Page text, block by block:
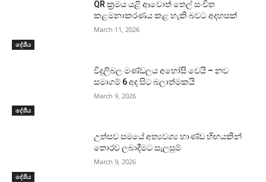
දේශීය
QR ක්‍රමය යළි ආවොත් තෙල් සංචිත
කළමනාකරණය කළ හැකි බවට අදහසක්
March 11, 2026
දේශීය
විදුලිබල මණ්ඩලය අහෝසි වෙයි – නව
සමාගම් 6 අද සිට බලාත්මකයි
March 9, 2026
දේශීය
උත්සව සමයේ අත්‍යවශ්‍ය භාණ්ඩ හිඟයකින්
තොරව ලබාදීමට සැලසුම්
March 9, 2026